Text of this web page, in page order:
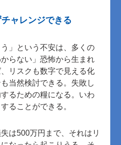
ャレンジできる
う」という不安は、多くの
らない」恐怖から生まれ
リスクも数字で見える化
当然検討できる。失敗し
るための糧になる。いわ
ることができる。
は500万円まで、それはリ